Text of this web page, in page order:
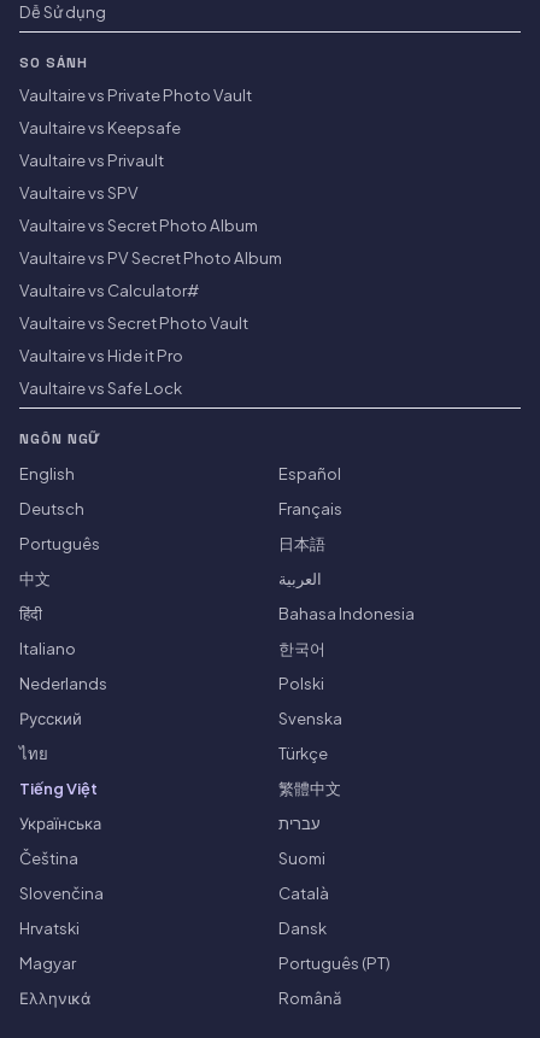
Dễ Sử dụng
SO SÁNH
Vaultaire vs Private Photo Vault
Vaultaire vs Keepsafe
Vaultaire vs Privault
Vaultaire vs SPV
Vaultaire vs Secret Photo Album
Vaultaire vs PV Secret Photo Album
Vaultaire vs Calculator#
Vaultaire vs Secret Photo Vault
Vaultaire vs Hide it Pro
Vaultaire vs Safe Lock
NGÔN NGỮ
English
Español
Deutsch
Français
Português
日本語
中文
العربية
हिंदी
Bahasa Indonesia
Italiano
한국어
Nederlands
Polski
Русский
Svenska
ไทย
Türkçe
Tiếng Việt
繁體中文
Українська
עברית
Čeština
Suomi
Slovenčina
Català
Hrvatski
Dansk
Magyar
Português (PT)
Ελληνικά
Română